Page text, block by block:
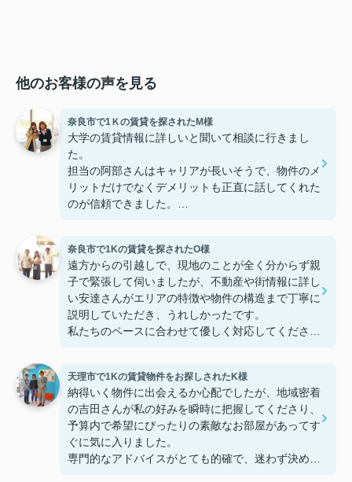
他のお客様の声を見る
奈良市で1Ｋの賃貸を探されたM様
大学の賃貸情報に詳しいと聞いて相談に行きまし
た。
担当の阿部さんはキャリアが長いそうで、物件のメ
リットだけでなくデメリットも正直に話してくれた
のが信頼できました。
す。
奈良市で1Kの賃貸を探されたO様
遠方からの引越しで、現地のことが全く分からず親
子で緊張して伺いましたが、不動産や街情報に詳し
い安達さんがエリアの特徴や物件の構造まで丁寧に
説明していただき、うれしかったです。
私たちのペースに合わせて優しく対応してくださっ
り、感謝しています。安達さん、ありがとうござい
ました！
天理市で1Kの賃貸物件をお探しされたK様
納得いく物件に出会えるか心配でしたが、地域密着
の吉田さんが私の好みを瞬時に把握してくださり、
予算内で希望にぴったりの素敵なお部屋があってす
ぐに気に入りました。
専門的なアドバイスがとても的確で、迷わず決める